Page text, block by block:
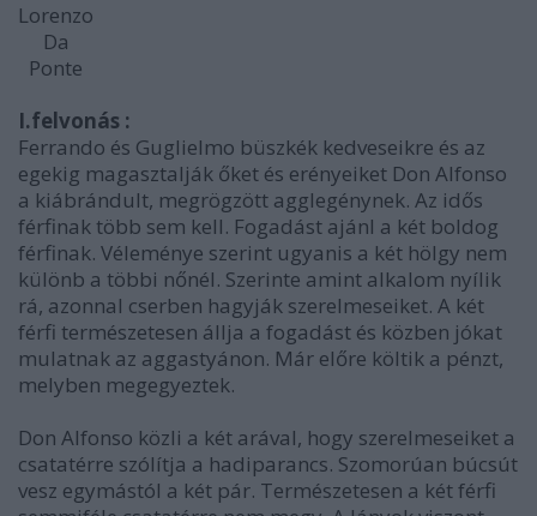
Lorenzo
Da
Ponte
I.felvonás :
Ferrando és Guglielmo büszkék kedveseikre és az
egekig magasztalják őket és erényeiket Don Alfonso
a kiábrándult, megrögzött agglegénynek. Az idős
férfinak több sem kell. Fogadást ajánl a két boldog
férfinak. Véleménye szerint ugyanis a két hölgy nem
különb a többi nőnél. Szerinte amint alkalom nyílik
rá, azonnal cserben hagyják szerelmeseiket. A két
férfi természetesen állja a fogadást és közben jókat
mulatnak az aggastyánon. Már előre költik a pénzt,
melyben megegyeztek.
Don Alfonso közli a két arával, hogy szerelmeseiket a
csatatérre szólítja a hadiparancs. Szomorúan búcsút
vesz egymástól a két pár. Természetesen a két férfi